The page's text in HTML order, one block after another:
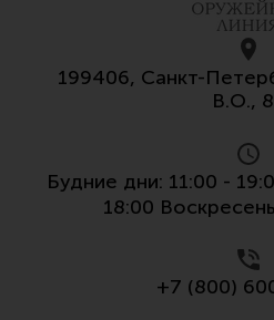
Линия Огня Медиа
Все разделы
199406, Санкт-
В.О.,
Будние дни: 11:00 -
18:00
+7 (800)